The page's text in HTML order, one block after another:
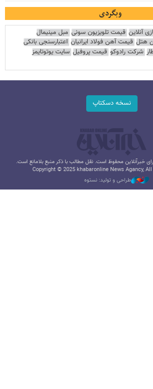
وبگردی
آنلاین قیمت تلویزیون سونی مبل مینیمال
هتل قیمت آهن فولاد ایرانیان اعتبارسنجی بانکی
شرکت رادوکو قیمت پروفیل سایت یوتوتایمز
نسخه دسکتاپ
خبرآنلاین محفوظ است. نقل مطالب با ذکر منبع بلامانع است.
Copyright © 2025 khabaronline News Agancy,
طراحی و تولید: نستوه